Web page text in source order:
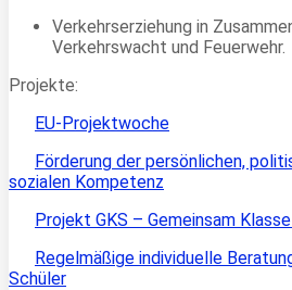
Verkehrserziehung in
Verkehrswacht und Feuerwehr.
Projekte:
EU-Projektwoche
Förderung der persönlichen,
sozialen Kompetenz
Projekt GKS – Gemeinsam
Regelmäßige individuelle
Schüler